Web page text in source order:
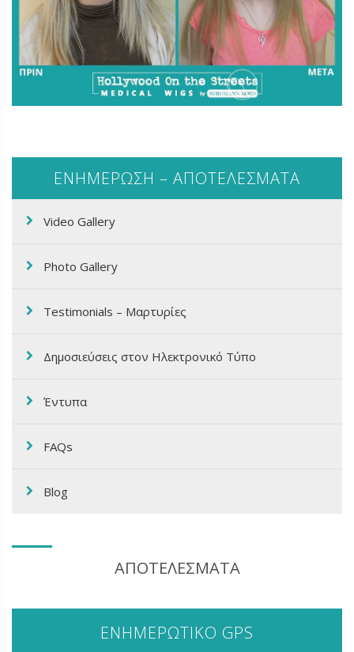
ΕΝΗΜΕΡΩΣΗ – ΑΠΟΤΕΛΕΣΜΑΤΑ
Video Gallery
Photo Gallery
Testimonials – Μαρτυρίες
Δημοσιεύσεις στον Ηλεκτρονικό Τύπο
Έντυπα
FAQs
Blog
ΑΠΟΤΕΛΕΣΜΑΤΑ
ΕΝΗΜΕΡΩΤΙΚΟ GPS